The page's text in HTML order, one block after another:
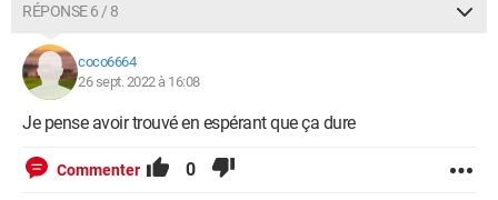
RÉPONSE 6 / 8
coco6664
26 sept. 2022 à 16:08
Je pense avoir trouvé en espérant que ça dure
Commenter 0